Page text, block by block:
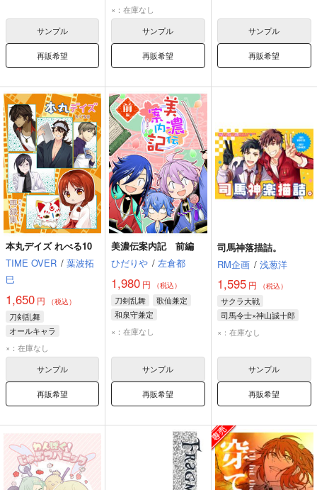
サンプル
再販希望
ガウェイン
モードレッド
×：在庫なし
サンプル
再販希望
サンプル
再販希望
本丸デイズ れべる10
TIME OVER / 葉波拓
巳
1,650 円 （税込）
刀剣乱舞
オールキャラ
女審神者
×：在庫なし
サンプル
再販希望
美濃伝案内記 前編
ひだりや / 左倉都
1,980 円 （税込）
刀剣乱舞
歌仙兼定
和泉守兼定
小夜左文字
×：在庫なし
サンプル
再販希望
司馬神落描詰。
RM企画 / 浅葱洋
1,595円 （税込）
サクラ大戦
司馬令士×神山誠十郎
神山誠十郎
×：在庫なし
サンプル
再販希望